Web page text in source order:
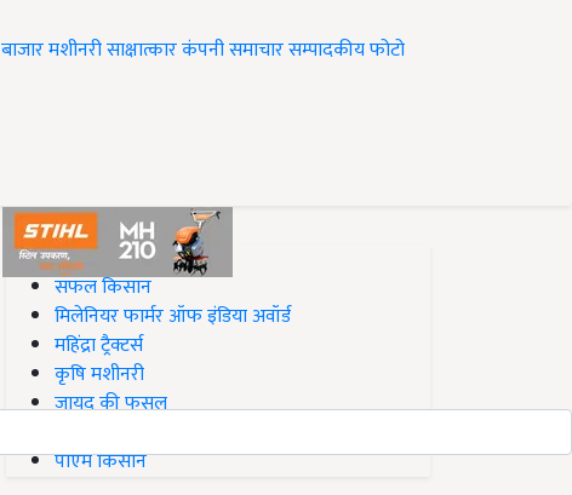
बाजारमशीनरीसाक्षात्कारकंपनी समाचारसम्पादकीयफोटो
#Top on Krishi Jagran
सफल किसान
मिलेनियर फार्मर ऑफ इंडिया अवॉर्ड
महिंद्रा ट्रैक्टर्स
कृषि मशीनरी
जायद की फसल
पीएम किसान